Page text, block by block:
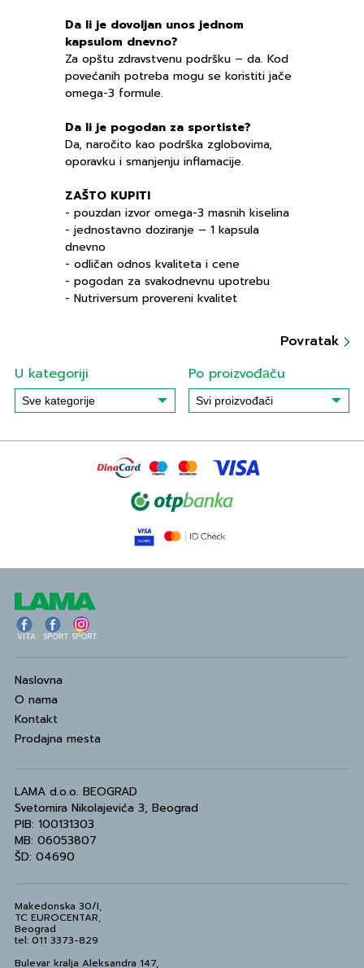
Da li je dovoljan unos jednom
kapsulom dnevno?
Za opštu zdravstvenu podršku – da. Kod
povećanih potreba mogu se koristiti jače
omega-3 formule.
Da li je pogodan za sportiste?
Da, naročito kao podrška zglobovima,
oporavku i smanjenju inflamacije.
ZAŠTO KUPITI
- pouzdan izvor omega-3 masnih kiselina
- jednostavno doziranje – 1 kapsula
dnevno
- odličan odnos kvaliteta i cene
- pogodan za svakodnevnu upotrebu
- Nutriversum provereni kvalitet
Povratak
U kategoriji
Po proizvođаču
VITA SPORT SPORT
Naslovna
O nama
Kontakt
Prodajna mesta
LAMA d.o.o. BEOGRAD
Svetomira Nikolajevića 3, Beograd
PIB: 100131303
MB: 06053807
ŠD: 04690
Makedonska 30/I,
TC EUROCENTAR,
Beograd
tel: 011 3373-829
Bulevar kralja Aleksandra 147,